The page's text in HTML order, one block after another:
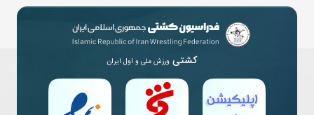
کشتی ورزش ملی و اول ایران